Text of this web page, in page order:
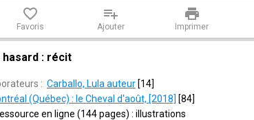
favorite_border
Favoris
playlist_add
Ajouter
print
Imprimer
: récit
: Carballo, Lula auteur [14]
(Québec) : le Cheval d'août, [2018] [84]
en ligne (144 pages) : illustrations